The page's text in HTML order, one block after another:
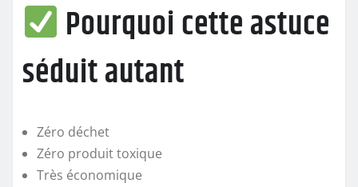
Pourquoi cette astuce
séduit autant
Zéro déchet
Zéro produit toxique
Très économique